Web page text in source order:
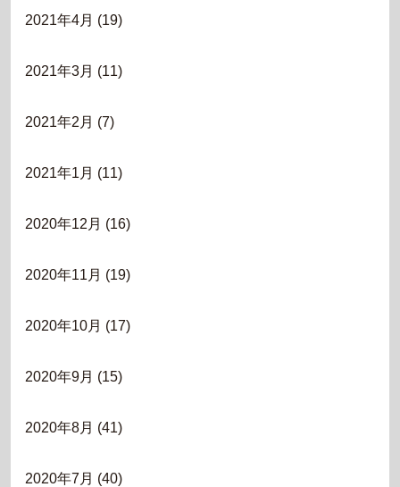
2021年4月 (19)
2021年3月 (11)
2021年2月 (7)
2021年1月 (11)
2020年12月 (16)
2020年11月 (19)
2020年10月 (17)
2020年9月 (15)
2020年8月 (41)
2020年7月 (40)